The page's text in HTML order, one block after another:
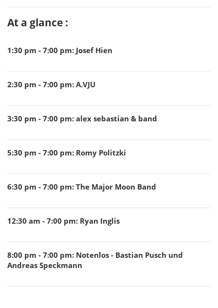
At a glance :
1:30 pm - 7:00 pm: Josef Hien
2:30 pm - 7:00 pm: A.VJU
3:30 pm - 7:00 pm: alex sebastian & band
5:30 pm - 7:00 pm: Romy Politzki
6:30 pm - 7:00 pm: The Major Moon Band
12:30 am - 7:00 pm: Ryan Inglis
8:00 pm - 7:00 pm: Notenlos - Bastian Pusch und
Andreas Speckmann